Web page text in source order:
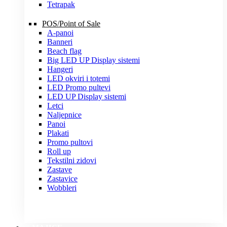
Tetrapak
POS/Point of Sale
A-panoi
Banneri
Beach flag
Big LED UP Display sistemi
Hangeri
LED okviri i totemi
LED Promo pultevi
LED UP Display sistemi
Letci
Naljepnice
Panoi
Plakati
Promo pultovi
Roll up
Tekstilni zidovi
Zastave
Zastavice
Wobbleri